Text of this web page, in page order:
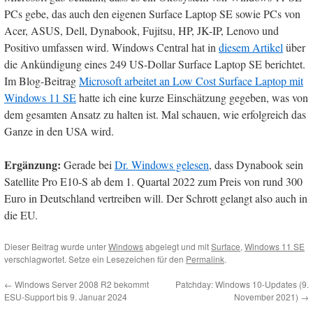
PCs gebe, das auch den eigenen Surface Laptop SE sowie PCs von
Acer, ASUS, Dell, Dynabook, Fujitsu, HP, JK-IP, Lenovo und
Positivo umfassen wird. Windows Central hat in diesem Artikel über
die Ankündigung eines 249 US-Dollar Surface Laptop SE berichtet.
Im Blog-BeitragMicrosoft arbeitet an Low Cost Surface Laptop mit
Windows 11 SEhatte ich eine kurze Einschätzung gegeben, was von
dem gesamten Ansatz zu halten ist. Mal schauen, wie erfolgreich das
Ganze in den USA wird.
Ergänzung: Gerade bei Dr. Windows gelesen, dass Dynabook sein
Satellite Pro E10-S ab dem 1. Quartal 2022 zum Preis von rund 300
Euro in Deutschland vertreiben will. Der Schrott gelangt also auch in
die EU.
Dieser Beitrag wurde unterWindowsabgelegt und mitSurface, Windows 11 SE
verschlagwortet. Setze ein Lesezeichen für den Permalink.
← Windows Server 2008 R2 bekommt
ESU-Support bis 9. Januar 2024
Patchday: Windows 10-Updates (9.
November 2021) →